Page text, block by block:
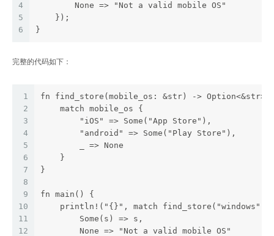
4
5
6
        None => "Not a valid mobile OS"
    });
}
完整的代码如下：
1
2
3
4
5
6
7
8
9
10
11
12
fn find_store(mobile_os: &str) -> Option<&str>
    match mobile_os {
        "iOS" => Some("App Store"),
        "android" => Some("Play Store"),
        _ => None
    }
}
fn main() {
println!("{}", match find_store("windows")
        Some(s) => s,
        None => "Not a valid mobile OS"